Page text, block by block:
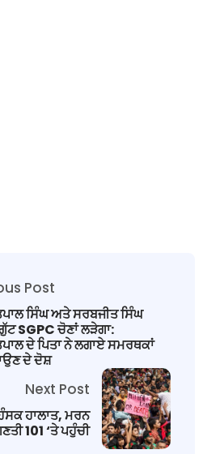
Post
ਸਿੰਘ ਅਤੇ ਸਰਬਜੀਤ ਸਿੰਘ
SGPC ਚੋਣਾਂ ਲੜੇਗਾ:
ਦੇ ਪਿਤਾ ਨੇ ਲਗਾਏ ਸਮਰਥਕਾਂ
ਦੇ ਦੋਸ਼
Next Post
ਹਾਲਾਤ, ਮਰਨ
101 ‘ਤੇ ਪਹੁੰਚੀ